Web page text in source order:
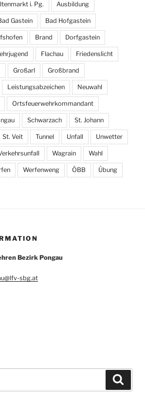
i. Pg. Ausbildung
Gastein Bad Hofgastein
Brand Dorfgastein
Flachau Friedenslicht
Großarl Großbrand
Leistungsabzeichen Neuwahl
Ortsfeuerwehrkommandant
Schwarzach St. Johann
St. Veit Tunnel Unfall Unwetter
Wagrain Wahl
Werfenweng ÖBB Übung
Bezirk Pongau
sbg.at